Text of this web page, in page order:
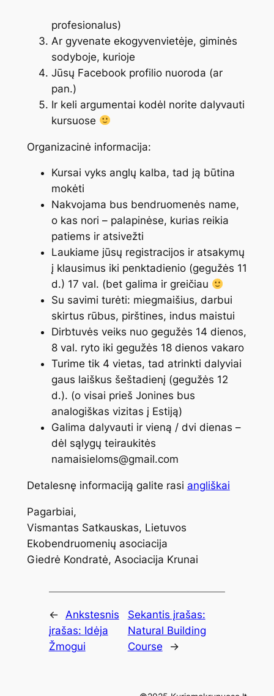
profesionalus)
Ar gyvenate ekogyvenvietėje, giminės
sodyboje, kurioje
Jūsų Facebook profilio nuoroda (ar
pan.)
Ir keli argumentai kodėl norite dalyvauti
kursuose
Organizacinė informacija:
Kursai vyks anglų kalba, tad ją būtina
mokėti
Nakvojama bus bendruomenės name,
o kas nori – palapinėse, kurias reikia
patiems ir atsivežti
Laukiame jūsų registracijos ir atsakymų
į klausimus iki penktadienio (gegužės 11
d.) 17 val. (bet galima ir greičiau
Su savimi turėti: miegmaišius, darbui
skirtus rūbus, pirštines, indus maistui
Dirbtuvės veiks nuo gegužės 14 dienos,
8 val. ryto iki gegužės 18 dienos vakaro
Turime tik 4 vietas, tad atrinkti dalyviai
gaus laiškus šeštadienį (gegužės 12
d.). (o visai prieš Jonines bus
analogiškas vizitas į Estiją)
Galima dalyvauti ir vieną / dvi dienas –
dėl sąlygų teiraukitės
namaisieloms@gmail.com
Detalesnę informaciją galite rasi angliškai
Pagarbiai,
Vismantas Satkauskas, Lietuvos
Ekobendruomenių asociacija
Giedrė Kondratė, Asociacija Krunai
←
Ankstesnis
įrašas: Idėja
Žmogui
Sekantis įrašas:
Natural Building
Course
→